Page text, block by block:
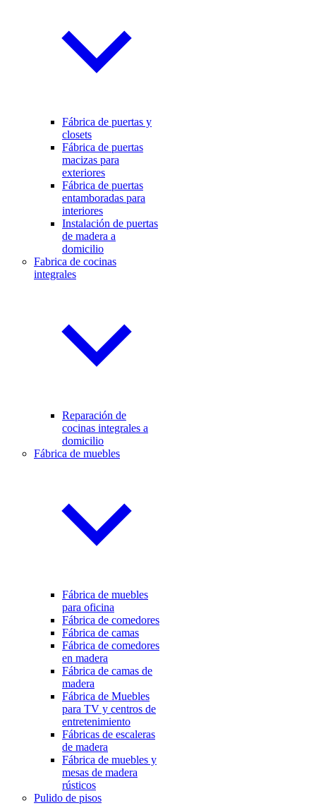
Fábrica de puertas y
closets
Fábrica de puertas
macizas para
exteriores
Fábrica de puertas
entamboradas para
interiores
Instalación de puertas
de madera a
domicilio
Fabrica de cocinas
integrales
Reparación de
cocinas integrales a
domicilio
Fábrica de muebles
Fábrica de muebles
para oficina
Fábrica de comedores
Fábrica de camas
Fábrica de comedores
en madera
Fábrica de camas de
madera
Fábrica de Muebles
para TV y centros de
entretenimiento
Fábricas de escaleras
de madera
Fábrica de muebles y
mesas de madera
rústicos
Pulido de pisos